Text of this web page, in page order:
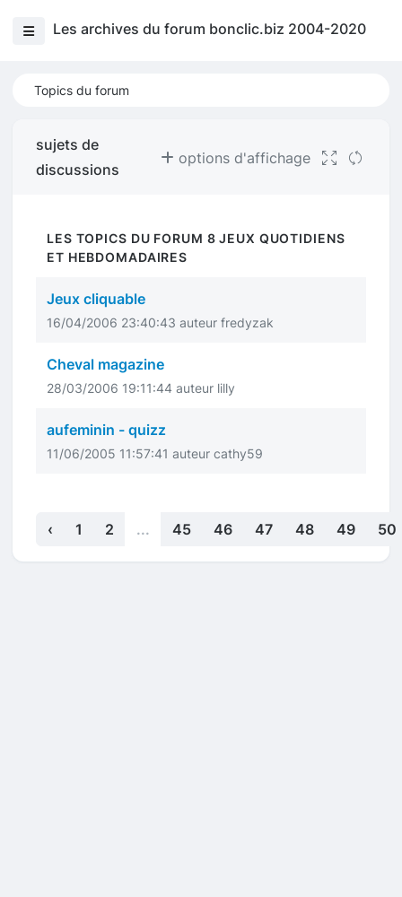
Les archives du forum bonclic.biz 2004-2020
Topics du forum
sujets de
discussions
options d'affichage
LES TOPICS DU FORUM 8 JEUX QUOTIDIENS
ET HEBDOMADAIRES
Jeux cliquable
16/04/2006 23:40:43 auteur fredyzak
Cheval magazine
28/03/2006 19:11:44 auteur lilly
aufeminin - quizz
11/06/2005 11:57:41 auteur cathy59
‹ 1 2 ... 45 46 47 48 49 50